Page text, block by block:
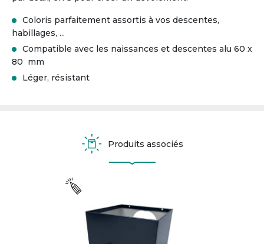
Coloris parfaitement assortis à vos descentes,
habillages, ...
Compatible avec les naissances et descentes alu 60 x
80 mm
Léger, résistant
Produits associés